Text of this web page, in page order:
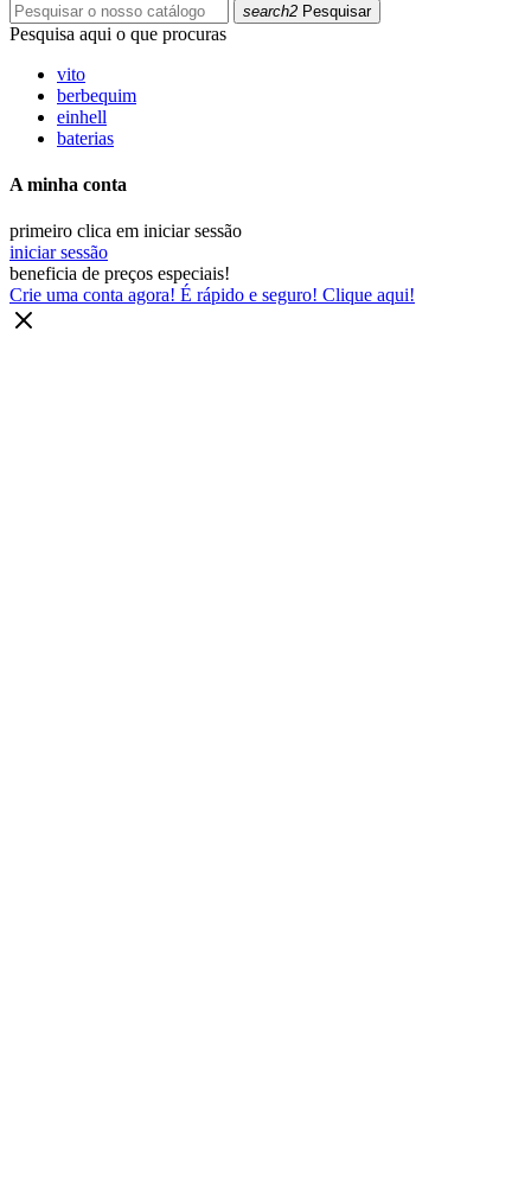
search2 Pesquisar
Pesquisa aqui o que procuras
vito
berbequim
einhell
baterias
A minha conta
primeiro clica em iniciar sessão
iniciar sessão
beneficia de preços especiais!
Crie uma conta agora! É rápido e seguro! Clique aqui!